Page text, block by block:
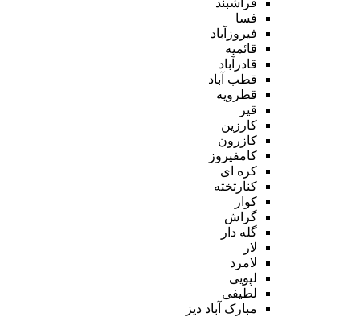
فسا
فیروزآباد
قائمیه
قادرآباد
قطب آباد
قطرویه
قیر
کارزین
کازرون
کامفیروز
کره ای
کنارتخته
کوار
گراش
گله دار
لار
لامرد
لپویی
لطیفی
مبارک آباد دیز